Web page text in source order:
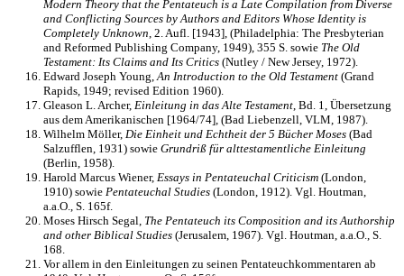
Modern Theory that the Pentateuch is a Late Compilation from Diverse
and Conflicting Sources by Authors and Editors Whose Identity is
Completely Unknown, 2. Aufl. [1943], (Philadelphia: The Presbyterian
and Reformed Publishing Company, 1949), 355 S. sowie The Old
Testament: Its Claims and Its Critics (Nutley / New Jersey, 1972).
Edward Joseph Young,An Introduction to the Old Testament (Grand
Rapids, 1949; revised Edition 1960).
Gleason L. Archer, Einleitung in das Alte Testament, Bd. 1, Übersetzung
aus dem Amerikanischen [1964/74], (Bad Liebenzell, VLM, 1987).
Wilhelm Möller, Die Einheit und Echtheit der 5 Bücher Moses (Bad
Salzufflen, 1931) sowie Grundriß für alttestamentliche Einleitung
(Berlin, 1958).
Harold Marcus Wiener, Essays in Pentateuchal Criticism (London,
1910) sowie Pentateuchal Studies (London, 1912). Vgl. Houtman,
a.a.O., S. 165f.
Moses Hirsch Segal, The Pentateuch its Composition and its Authorship
and other Biblical Studies (Jerusalem, 1967). Vgl. Houtman, a.a.O., S.
168.
Vor allem in den Einleitungen zu seinen Pentateuchkommentaren ab